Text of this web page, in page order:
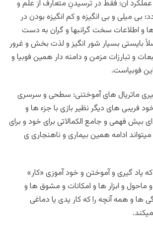
عملکرد آن؛ فقط در ترسیدنِ متعارف از علم و
بی میلی و بی انگیزه و کم انگیزه بودن در
ها و اطلاعات سخت گرانبها و گران به دست
بایستی بسیار شور انگیز و لذت بخش و غرور
و تبارزات مزمن و دامنه دار همین فوبیا و
فوبیاست.
ماتریال های آموختنی؛ سطحی و سرسری
فریبی های دیگر نظیر بازی با جزء ها و
بیش فهمی و جامع الکمالاتی برای خود و برای
ادامه همین بیماری و ناهنجاری ی
یاد گیری و آموختن و خود آموزی «کار»
و ماحول و ابزار ها و امکانات و مشوق ها و
ها و همه آنچه را که کار یدی یا دماغی